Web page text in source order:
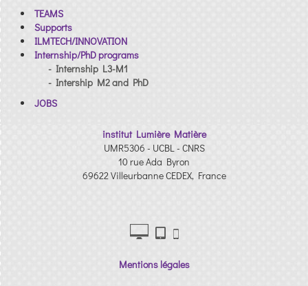
TEAMS
Supports
ILMTECH/INNOVATION
Internship/PhD programs
- Internship L3-M1
- Intership M2 and PhD
JOBS
institut Lumière Matière
UMR5306 - UCBL - CNRS
10 rue Ada Byron
69622 Villeurbanne CEDEX, France
Mentions légales